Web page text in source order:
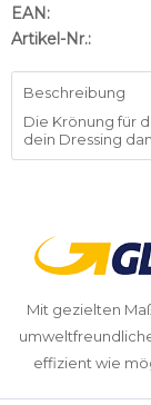
EAN:
Artikel-Nr.:
Beschreibung
Die Krönung für
dein Dressing
Mit gezielten
effizient wie